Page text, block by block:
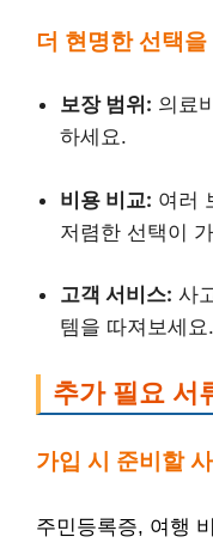
더 현명한 선택을
보장 범위: 의료
하세요.
비용 비교: 여러
저렴한 선택이
고객 서비스: 사
템을 따져보세요.
추가 필요 서
가입 시 준비할
주민등록증, 여행